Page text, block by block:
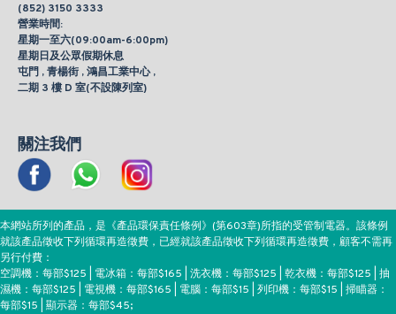
(852) 3150 3333
營業時間:
星期一至六(09:00am-6:00pm)
星期日及公眾假期休息
屯門 , 青楊街 , 鴻昌工業中心 ,
二期 3 樓 D 室(不設陳列室)
關注我們
本網站所列的產品，是《產品環保責任條例》(第603章)所指的受管制電器。該條例
就該產品徵收下列循環再造徵費，已經就該產品徵收下列循環再造徵費，顧客不需再
另行付費：
空調機：每部$125 | 電冰箱：每部$165 | 洗衣機：每部$125 | 乾衣機：每部$125 | 抽
濕機：每部$125 | 電視機：每部$165 | 電腦：每部$15 | 列印機：每部$15 | 掃瞄器：
每部$15 | 顯示器：每部$45;